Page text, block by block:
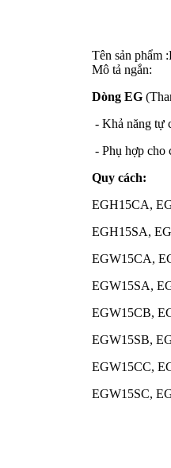
Tên sản phẩm :
Mô tả ngắn:
Dòng EG
- Khả năng tự
- Phụ hợp cho
Quy cách:
EGH15CA,
EGH15SA,
EGW15CA,
EGW15SA,
EGW15CB,
EGW15SB,
EGW15CC,
EGW15SC,